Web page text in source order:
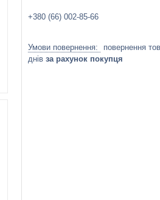
+380 (66) 002-85-66
повернення
днів за рахунок покупця